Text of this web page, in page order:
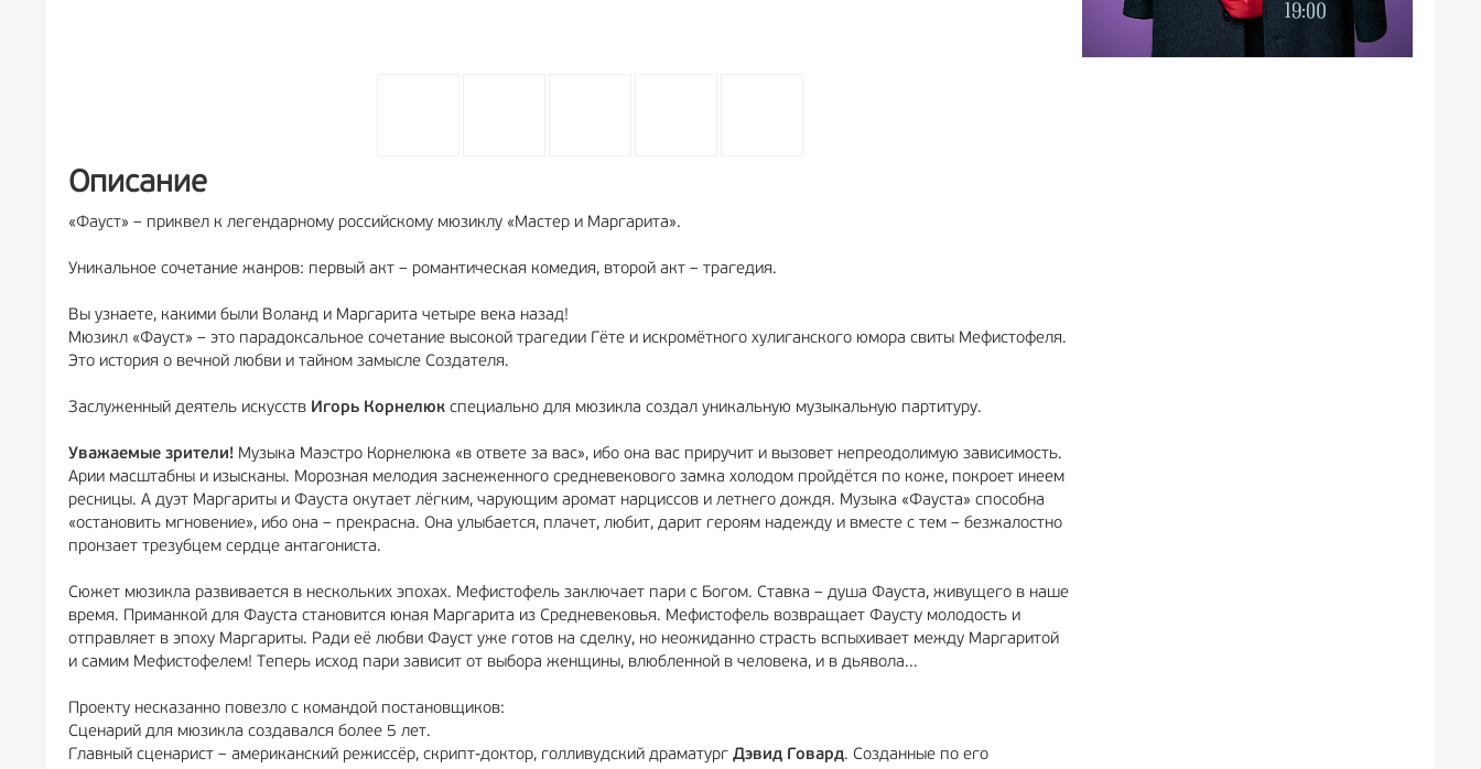
Описание
«Фауст» – приквел к легендарному российскому мюзиклу «Мастер и Маргарита».
Уникальное сочетание жанров: первый акт – романтическая комедия, второй акт – трагедия.
Вы узнаете, какими были Воланд и Маргарита четыре века назад!
Мюзикл «Фауст» – это парадоксальное сочетание высокой трагедии Гёте и искромётного хулиганского юмора свиты Мефистофеля.
Это история о вечной любви и тайном замысле Создателя.
Заслуженный деятель искусств Игорь Корнелюк специально для мюзикла создал уникальную музыкальную партитуру.
Уважаемые зрители! Музыка Маэстро Корнелюка «в ответе за вас», ибо она вас приручит и вызовет непреодолимую зависимость.
Арии масштабны и изысканы. Морозная мелодия заснеженного средневекового замка холодом пройдётся по коже, покроет инеем
ресницы. А дуэт Маргариты и Фауста окутает лёгким, чарующим аромат нарциссов и летнего дождя. Музыка «Фауста» способна
«остановить мгновение», ибо она – прекрасна. Она улыбается, плачет, любит, дарит героям надежду и вместе с тем – безжалостно
пронзает трезубцем сердце антагониста.
Сюжет мюзикла развивается в нескольких эпохах. Мефистофель заключает пари с Богом. Ставка – душа Фауста, живущего в наше
время. Приманкой для Фауста становится юная Маргарита из Средневековья. Мефистофель возвращает Фаусту молодость и
отправляет в эпоху Маргариты. Ради её любви Фауст уже готов на сделку, но неожиданно страсть вспыхивает между Маргаритой
и самим Мефистофелем! Теперь исход пари зависит от выбора женщины, влюбленной в человека, и в дьявола...
Проекту несказанно повезло с командой постановщиков:
Сценарий для мюзикла создавался более 5 лет.
Главный сценарист – американский режиссёр, скрипт-доктор, голливудский драматург Дэвид Говард. Созданные по его